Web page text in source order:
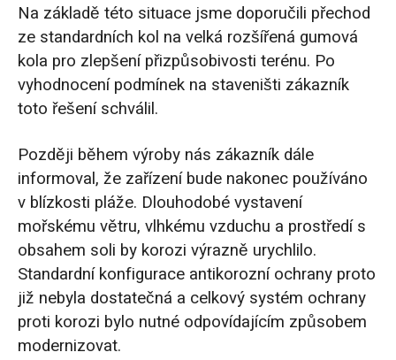
Na základě této situace jsme doporučili přechod
ze standardních kol na velká rozšířená gumová
kola pro zlepšení přizpůsobivosti terénu. Po
vyhodnocení podmínek na staveništi zákazník
toto řešení schválil.
Později během výroby nás zákazník dále
informoval, že zařízení bude nakonec používáno
v blízkosti pláže. Dlouhodobé vystavení
mořskému větru, vlhkému vzduchu a prostředí s
obsahem soli by korozi výrazně urychlilo.
Standardní konfigurace antikorozní ochrany proto
již nebyla dostatečná a celkový systém ochrany
proti korozi bylo nutné odpovídajícím způsobem
modernizovat.